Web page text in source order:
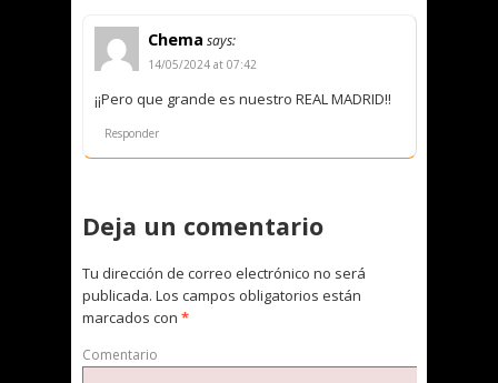
Chema says:
14/05/2024 at 07:42
¡¡Pero que grande es nuestro REAL MADRID!!
Responder
Deja un comentario
Tu dirección de correo electrónico no será
publicada. Los campos obligatorios están
marcados con *
Comentario